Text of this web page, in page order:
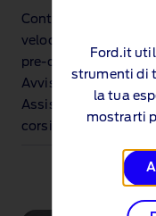
Ford.it
strumenti di
la tua
mostrarti
Controllo della
velocità intelligente,
pre‑collisione con
Avviso di collisione,
Assistenza agli
corsia. Tutto di serie.